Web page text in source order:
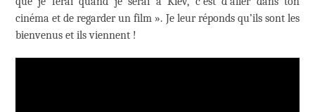
cinéma et de regarder un film ». Je leur réponds qu’ils sont les
bienvenus et ils viennent !